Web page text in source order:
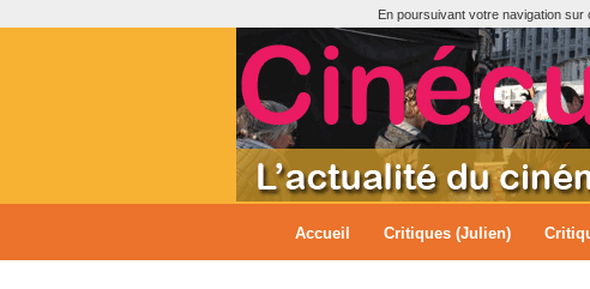
En poursuivant votre navigation sur
Accueil Critiques (Julien)